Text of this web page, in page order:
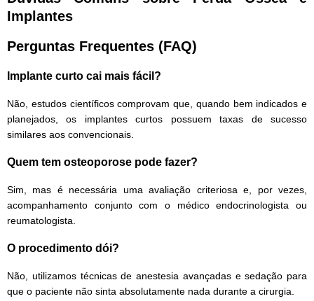
Implantes
Perguntas Frequentes (FAQ)
Implante curto cai mais fácil?
Não, estudos científicos comprovam que, quando bem indicados e
planejados, os implantes curtos possuem taxas de sucesso
similares aos convencionais.
Quem tem osteoporose pode fazer?
Sim, mas é necessária uma avaliação criteriosa e, por vezes,
acompanhamento conjunto com o médico endocrinologista ou
reumatologista.
O procedimento dói?
Não, utilizamos técnicas de anestesia avançadas e sedação para
que o paciente não sinta absolutamente nada durante a cirurgia.